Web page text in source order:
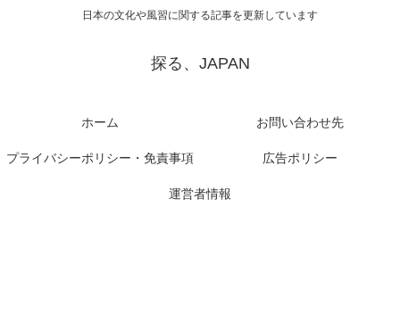
日本の文化や風習に関する記事を更新しています
探る、JAPAN
ホーム お問い合わせ先
プライバシーポリシー・免責事項 広告ポリシー
運営者情報